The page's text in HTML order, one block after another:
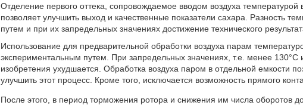
Отделение первого оттека, сопровождаемое вводом воздуха
позволяет улучшить выход и качественные показатели сахара. Разность
путем и при их запредельных значениях достижение технического
Использование для предварительной обработки воздуха парам
экспериментальным путем. При запредельных значениях, т.е. менее 130°С
изобретения ухудшается. Обработка воздуха паром в отдельной емкости
улучшить этот процесс. Кроме того, исключается возможность прямого
После этого, в период торможения ротора и снижения им числа оборотов